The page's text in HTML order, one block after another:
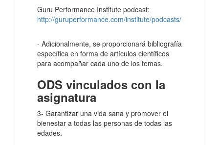
Guru Performance Institute podcast:
http://guruperformance.com/institute/podcasts/
- Adicionalmente, se proporcionará bibliografía
específica en forma de artículos científicos
para acompañar cada uno de los temas.
ODS vinculados con la
asignatura
3- Garantizar una vida sana y promover el
bienestar a todas las personas de todas las
edades.